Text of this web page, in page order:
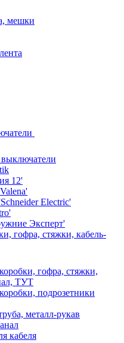
мешки
выключатели
12'
Electric'
Эксперт'
гофра, стяжки, кабель-
гофра, стяжки,
ТУТ
подрозетники
металл-рукав
кабеля